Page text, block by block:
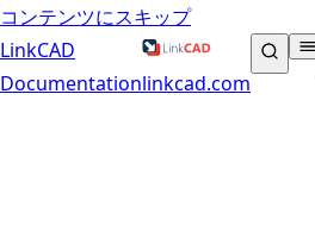
コンテンツにスキップ
LinkCAD
Documentationlinkcad.com